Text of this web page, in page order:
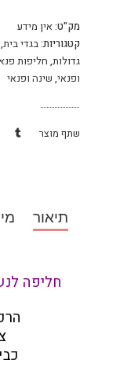
מק"ט: אין מידע
קטגוריות:בגדי בית,
גדולות, חליפות
ופנאי, שינה ופנאי
שתף מוצר
תיאור
חליפה
הרכב: